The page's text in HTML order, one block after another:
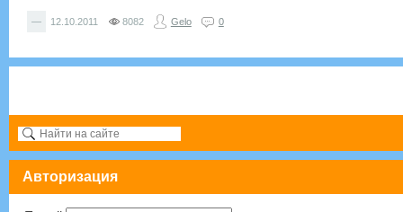
— 12.10.2011 8082 Gelo 0
Авторизация